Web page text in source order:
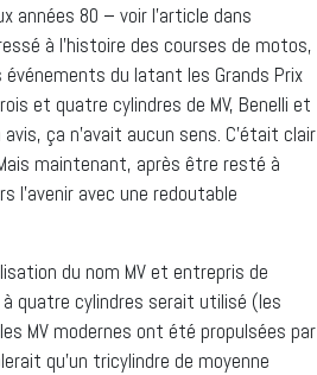
années 80 – voir l’article dans
à l’histoire des courses de motos,
du latant les Grands Prix
et quatre cylindres de MV, Benelli et
ça n’avait aucun sens. C’était clair
maintenant, après être resté à
l’avenir avec une redoutable
du nom MV et entrepris de
quatre cylindres serait utilisé (les
MV modernes ont été propulsées par
qu’un tricylindre de moyenne